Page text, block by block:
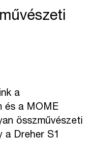
a
és a MOME
összművészeti
a Dreher S1